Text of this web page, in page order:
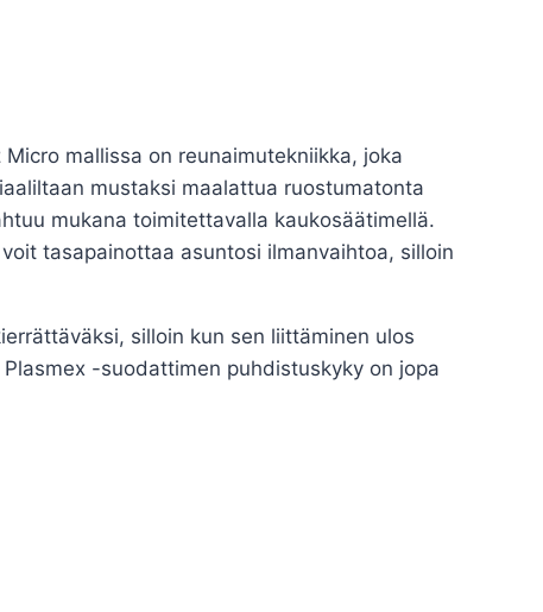
mallissa on reunaimutekniikka, joka
mustaksi maalattua ruostumatonta
mukana toimitettavalla kaukosäätimellä.
tasapainottaa asuntosi ilmanvaihtoa, silloin
silloin kun sen liittäminen ulos
-suodattimen puhdistuskyky on jopa